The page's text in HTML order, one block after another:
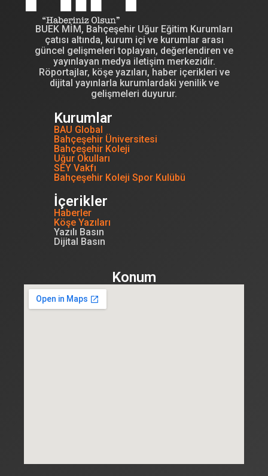
BUEK MİM, Bahçeşehir Uğur Eğitim Kurumları
çatısı altında, kurum içi ve kurumlar arası
güncel gelişmeleri toplayan, değerlendiren ve
yayınlayan medya iletişim merkezidir.
Röportajlar, köşe yazıları, haber içerikleri ve
dijital yayınlarla kurumlardaki yenilik ve
gelişmeleri duyurur.
Kurumlar
BAU Global
Bahçeşehir Üniversitesi
Bahçeşehir Koleji
Uğur Okulları
SEY Vakfı
Bahçeşehir Koleji Spor Kulübü
İçerikler
Haberler
Köşe Yazıları
Yazılı Basın
Dijital Basın
Konum